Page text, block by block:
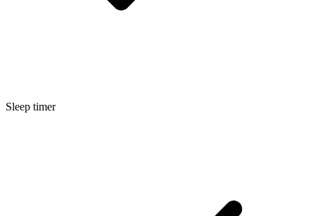
Sleep timer